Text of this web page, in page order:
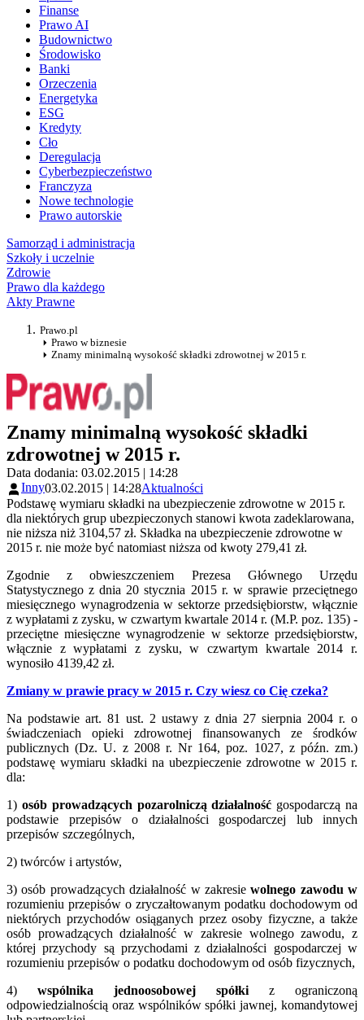
Finanse
Prawo AI
Budownictwo
Środowisko
Banki
Orzeczenia
Energetyka
ESG
Kredyty
Cło
Deregulacja
Cyberbezpieczeństwo
Franczyza
Nowe technologie
Prawo autorskie
Samorząd i administracja
Szkoły i uczelnie
Zdrowie
Prawo dla każdego
Akty Prawne
Prawo.pl
Prawo w biznesie
Znamy minimalną wysokość składki zdrowotnej w 2015 r.
Znamy minimalną wysokość składki
zdrowotnej w 2015 r.
Data dodania: 03.02.2015 | 14:28
Inny03.02.2015 | 14:28Aktualności
Podstawę wymiaru składki na ubezpieczenie zdrowotne w 2015 r.
dla niektórych grup ubezpieczonych stanowi kwota zadeklarowana,
nie niższa niż 3104,57 zł. Składka na ubezpieczenie zdrowotne w
2015 r. nie może być natomiast niższa od kwoty 279,41 zł.
Zgodnie z obwieszczeniem Prezesa Głównego Urzędu
Statystycznego z dnia 20 stycznia 2015 r. w sprawie przeciętnego
miesięcznego wynagrodzenia w sektorze przedsiębiorstw, włącznie
z wypłatami z zysku, w czwartym kwartale 2014 r. (M.P. poz. 135) -
przeciętne miesięczne wynagrodzenie w sektorze przedsiębiorstw,
włącznie z wypłatami z zysku, w czwartym kwartale 2014 r.
wynosiło 4139,42 zł.
Zmiany w prawie pracy w 2015 r. Czy wiesz co Cię czeka?
Na podstawie art. 81 ust. 2 ustawy z dnia 27 sierpnia 2004 r. o
świadczeniach opieki zdrowotnej finansowanych ze środków
publicznych (Dz. U. z 2008 r. Nr 164, poz. 1027, z późn. zm.)
podstawę wymiaru składki na ubezpieczenie zdrowotne w 2015 r.
dla:
1) osób prowadzących pozarolniczą działalność gospodarczą na
podstawie przepisów o działalności gospodarczej lub innych
przepisów szczególnych,
2) twórców i artystów,
3) osób prowadzących działalność w zakresiewolnego zawodu w
rozumieniu przepisów o zryczałtowanym podatku dochodowym od
niektórych przychodów osiąganych przez osoby fizyczne, a także
osób prowadzących działalność w zakresie wolnego zawodu, z
której przychody są przychodami z działalności gospodarczej w
rozumieniu przepisów o podatku dochodowym od osób fizycznych,
4) wspólnika jednoosobowej spółki z ograniczoną
odpowiedzialnością oraz wspólników spółki jawnej, komandytowej